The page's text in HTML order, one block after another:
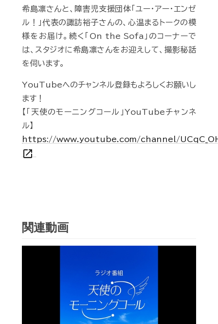
希島凛さんと、障害児支援団体「ユー・アー・エンゼ
ル！」代表の諏訪裕子さんの、心温まるトークの模
様をお届け。続く「On the Sofa」のコーナーで
は、スタジオに希島凛さんをお迎えして、撮影秘話
を伺います。
YouTubeへのチャンネル登録もよろしくお願いし
ます！
【「天使のモーニングコール」YouTubeチャンネ
ル】
https://www.youtube.com/channel/
open_in_new
関連動画